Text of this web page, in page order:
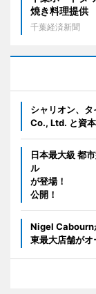
焼き料理提供
千葉経済新聞
シャリオン、
Co., Ltd. と資
日本最大級 都
ル 1日目に
が登場！ 「
公開！
Nigel Cabourn
東最大店舗がオ